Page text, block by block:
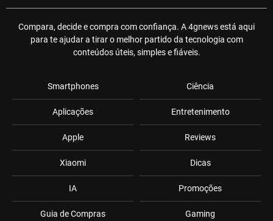
Compara, decide e compra com confiança. A 4gnews está aqui
para te ajudar a tirar o melhor partido da tecnologia com
conteúdos úteis, simples e fiáveis.
Smartphones
Aplicações
Apple
Xiaomi
IA
Guia de Compras
Ciência
Entretenimento
Reviews
Dicas
Promoções
Gaming